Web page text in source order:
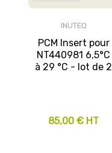
INUTEQ
PCM Insert pour
NT440981 6,5°C
à 29 °C - lot de 2
85,00 € HT